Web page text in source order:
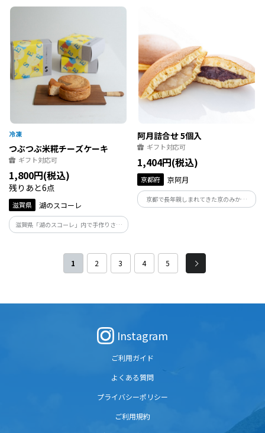
スイーツをお楽しみください。
つぶつぶ米糀チーズケーキ
ギフト対応可
1,800円(税込)
残りあと6点
滋賀県 湖のスコーレ
滋賀県「湖のスコーレ」内で手作りされ
ているチーズと米糀を使ったベイクドチ
が醸す唯一無二の味わいです。手のひらサ
イズだからちょっとした贈り物にもぴっ
阿月詰合せ 5個入
ギフト対応可
1,404円(税込)
京都府 京阿月
京都で長年親しまれてきた京のみかさ
（どらやき）の代名詞「阿月」です。北海
1 2 3 4 5
Instagram
ご利用ガイド
よくある質問
プライバシーポリシー
ご利用規約